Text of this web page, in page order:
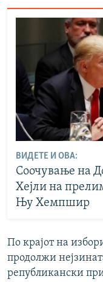
ВИДЕТЕ И ОВА:
Соочување на
Хејли на
Њу Хемпшир
По крајот на
продолжи
републикански